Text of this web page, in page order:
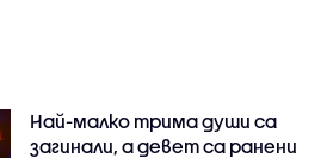
Най-малко трима души са
загинали, а девет са ранени